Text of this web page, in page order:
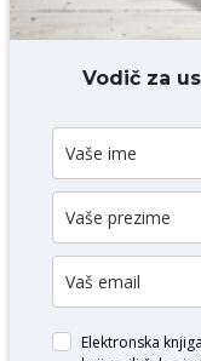
Vodič za
Elektronska